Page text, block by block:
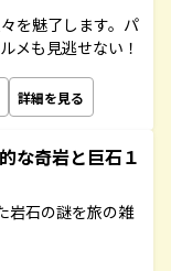
を魅了します。パ
メも見逃せない！
詳細を見る
な奇岩と巨石１
岩石の謎を旅の雑